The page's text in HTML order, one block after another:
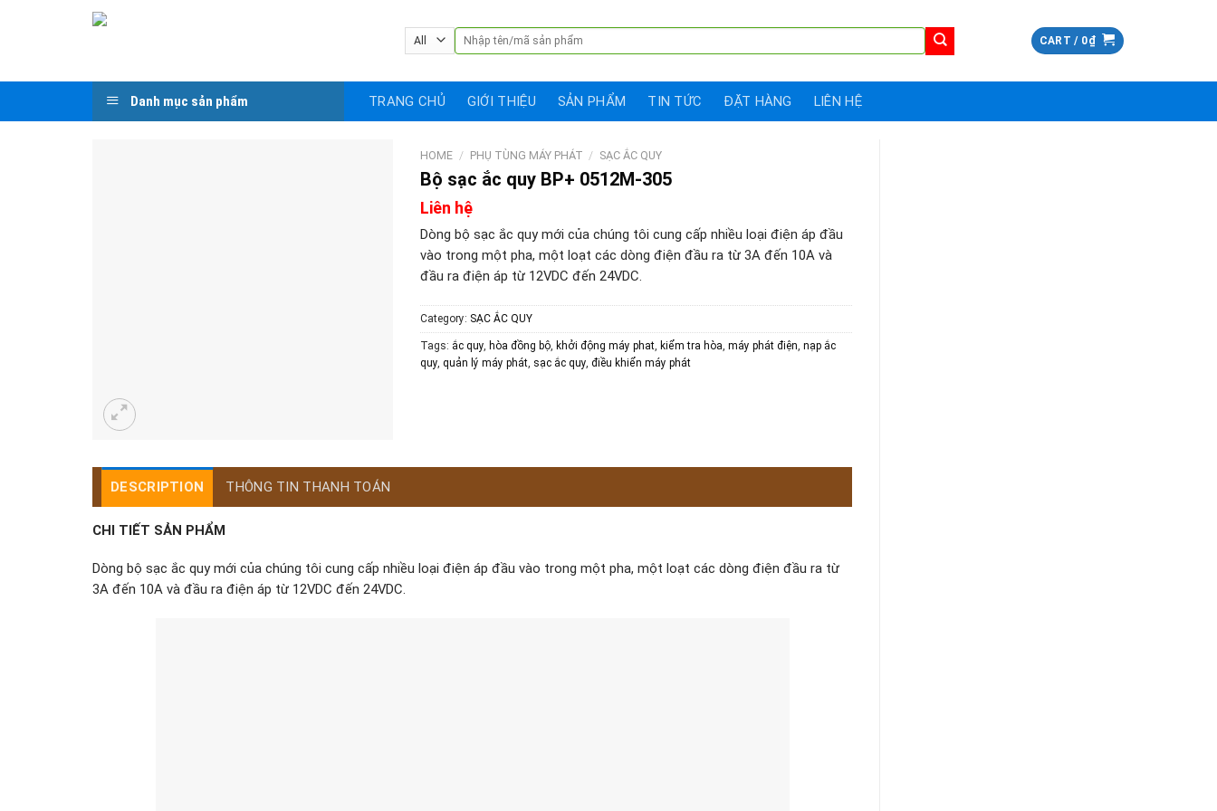
Search
for:
CART / 0₫
Danh mục sản phẩm TRANG CHỦ GIỚI THIỆU SẢN PHẨM TIN TỨC ĐẶT HÀNG LIÊN HỆ
HOME / PHỤ TÙNG MÁY PHÁT / SẠC ẮC QUY
Bộ sạc ắc quy BP+ 0512M-305
Liên hệ
Dòng bộ sạc ắc quy mới của chúng tôi cung cấp nhiều loại điện áp đầu
vào trong một pha, một loạt các dòng điện đầu ra từ 3A đến 10A và
đầu ra điện áp từ 12VDC đến 24VDC.
Category: SẠC ẮC QUY
Tags: ắc quy hòa đồng bộ khởi động máy phat kiểm tra hòa ,máy phát điện ,nạp ắc
quy ,quản lý máy phát sạc ắc quy ,điều khiển máy phát
DESCRIPTION THÔNG TIN THANH TOÁN
CHI TIẾT SẢN PHẨM
Dòng bộ sạc ắc quy mới của chúng tôi cung cấp nhiều loại điện áp đầu vào trong một pha, một loạt các dòng điện đầu ra từ
3A đến 10A và đầu ra điện áp từ 12VDC đến 24VDC.